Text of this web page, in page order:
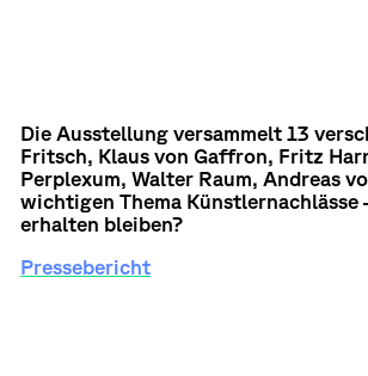
Die Ausstellung versammelt 13
Fritsch, Klaus von Gaffron, Fritz
Perplexum, Walter Raum, Andreas
wichtigen Thema Künstlernachlässe
erhalten bleiben?
Pressebericht